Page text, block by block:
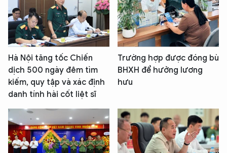
Hà Nội tăng tốc Chiến
dịch 500 ngày đêm tìm
kiếm, quy tập và xác định
danh tính hài cốt liệt sĩ
Trường hợp được đóng bù
BHXH để hưởng lương
hưu